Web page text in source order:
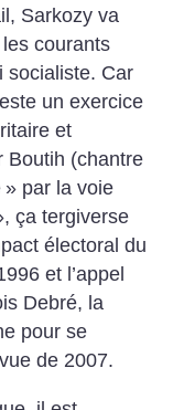
Sarkozy va
courants
socialiste. Car
un exercice
et
Boutih (chantre
» par la voie
ça tergiverse
électoral du
et l’appel
Debré, la
pour se
de 2007.